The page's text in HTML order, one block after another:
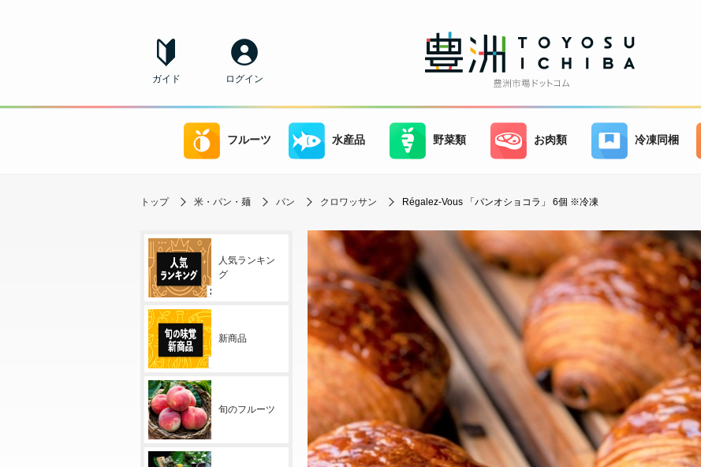
ガイド ログイン
フルーツ 水産品 野菜類 お肉類 冷凍同梱
トップ 米・パン・麺 パン クロワッサン Régalez-Vous 「パンオショコラ」 6個 ※冷凍
人気ランキン
グ
新商品
旬のフルーツ